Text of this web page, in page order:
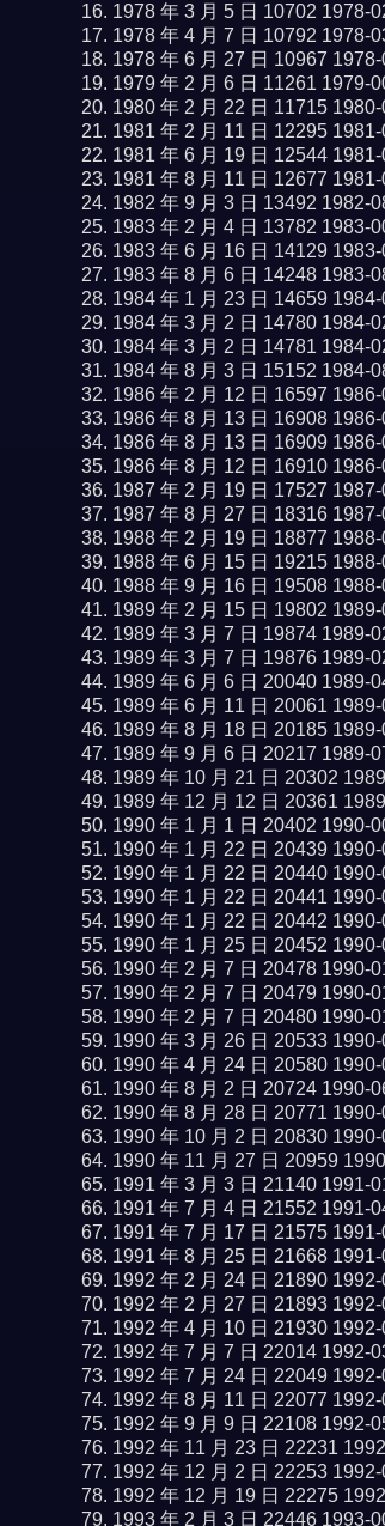
1978 年 3 月 5 日 10702 1978-
1978 年 4 月 7 日 10792 1978-
1978 年 6 月 27 日 10967
1979 年 2 月 6 日 11261 1979-
1980 年 2 月 22 日 11715
1981 年 2 月 11 日 12295
1981 年 6 月 19 日 12544
1981 年 8 月 11 日 12677
1982 年 9 月 3 日 13492 1982-
1983 年 2 月 4 日 13782 1983-
1983 年 6 月 16 日 14129
1983 年 8 月 6 日 14248 1983-
1984 年 1 月 23 日 14659
1984 年 3 月 2 日 14780 1984-
1984 年 3 月 2 日 14781 1984-
1984 年 8 月 3 日 15152 1984-
1986 年 2 月 12 日 16597
1986 年 8 月 13 日 16908
1986 年 8 月 13 日 16909
1986 年 8 月 12 日 16910
1987 年 2 月 19 日 17527
1987 年 8 月 27 日 18316
1988 年 2 月 19 日 18877
1988 年 6 月 15 日 19215
1988 年 9 月 16 日 19508
1989 年 2 月 15 日 19802
1989 年 3 月 7 日 19874 1989-
1989 年 3 月 7 日 19876 1989-
1989 年 6 月 6 日 20040 1989-
1989 年 6 月 11 日 20061
1989 年 8 月 18 日 20185
1989 年 9 月 6 日 20217 1989-
1989 年 10 月 21 日 20302
1989 年 12 月 12 日 20361
1990 年 1 月 1 日 20402 1990-
1990 年 1 月 22 日 20439
1990 年 1 月 22 日 20440
1990 年 1 月 22 日 20441
1990 年 1 月 22 日 20442
1990 年 1 月 25 日 20452
1990 年 2 月 7 日 20478 1990-
1990 年 2 月 7 日 20479
1990 年 2 月 7 日 20480 1990-
1990 年 3 月 26 日 20533
1990 年 4 月 24 日 20580
1990 年 8 月 2 日 20724 1990-
1990 年 8 月 28 日 20771
1990 年 10 月 2 日 20830
1990 年 11 月 27 日 20959
1991 年 3 月 3 日 21140 1991-
1991 年 7 月 4 日 21552 1991-
1991 年 7 月 17 日 21575
1991 年 8 月 25 日 21668
1992 年 2 月 24 日 21890
1992 年 2 月 27 日 21893
1992 年 4 月 10 日 21930
1992 年 7 月 7 日 22014 1992-
1992 年 7 月 24 日 22049
1992 年 8 月 11 日 22077
1992 年 9 月 9 日 22108 1992-
1992 年 11 月 23 日 22231
1992 年 12 月 2 日 22253
1992 年 12 月 19 日 22275
1993 年 2 月 3 日 22446 1993-